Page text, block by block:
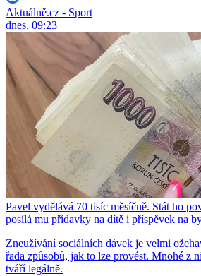
Aktuálně.cz - Sport
dnes, 09:23
Pavel vydělává 70 tisíc měsíčně. Stát ho
posílá mu přídavky na dítě i příspěvek na
Zneužívání sociálních dávek je velmi
řada způsobů, jak to lze provést. Mnohé z
tváří legálně.